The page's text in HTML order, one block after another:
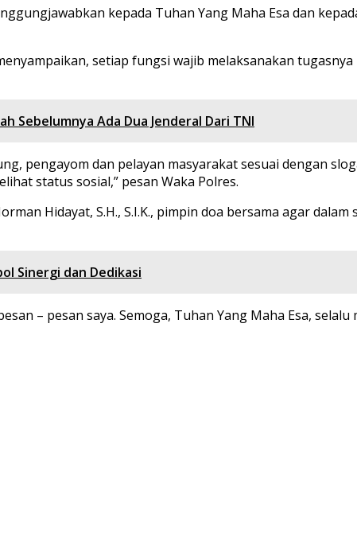
kepada Tuhan Yang Maha Esa dan
setiap fungsi wajib melaksanakan
Sebelumnya Ada Dua Jenderal Dari TNI
pengayom dan pelayan masyarakat sesuai dengan
status sosial,” pesan Waka Polres.
Hidayat, S.H., S.I.K., pimpin doa bersama agar
Sinergi dan Dedikasi
– pesan saya. Semoga, Tuhan Yang Maha Esa,